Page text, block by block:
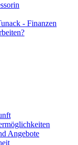
- Finanzen
Angebote